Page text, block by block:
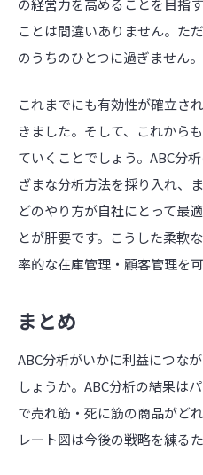
の経営力を高めることを目指
ことは間違いありません。た
のうちのひとつに過ぎません。
これまでにも有効性が確立さ
きました。そして、これから
ていくことでしょう。ABC分
ざまな分析方法を採り入れ、
どのやり方が自社にとって最
とが肝要です。こうした柔軟
率的な在庫管理・顧客管理を
まとめ
ABC分析がいかに利益につな
しょうか。ABC分析の結果は
で売れ筋・死に筋の商品がど
レート図は今後の戦略を練る